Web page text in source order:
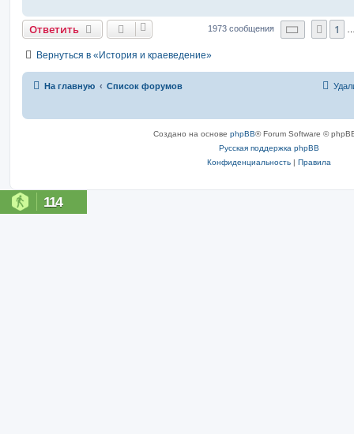
Ответить 1973 сообщения Страница
1
Вернуться в «История и краеведение»
На главную Список форумов
Создано на основе phpBB® Forum Software ©
Русская поддержка phpBB
Конфиденциальность | Правила
114